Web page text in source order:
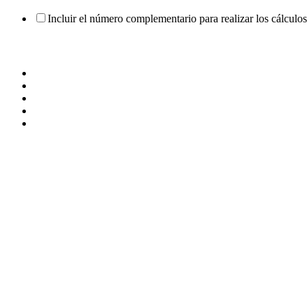
Incluir el número complementario para realizar los cálculos